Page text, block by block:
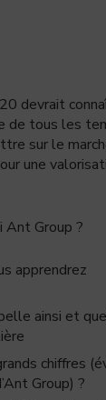
devrait
de tous les
sur le
une
Ant Group ?
apprendrez
ainsi et
chiffres
Group) ?